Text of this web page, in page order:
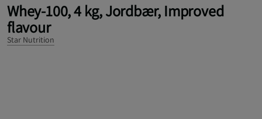
Whey-100, 4 kg, Jordbær, Improved
flavour
Star Nutrition